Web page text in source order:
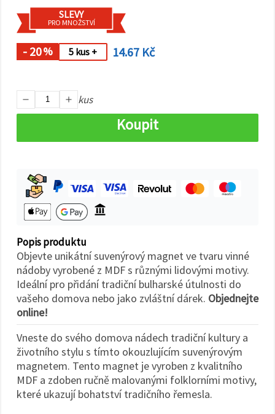
uvést své
preference v
Nastavení
výběrem
daného
"Uložit"
vše
SLEVY
PRO MNOŽSTVÍ
- 20% 5 kus + 14.67 Kč
kus
Koupit
Popis produktu
Objevte unikátní suvenýrový magnet ve tvaru vinné
nádoby vyrobené z MDF s různými lidovými motivy.
Ideální pro přidání tradiční bulharské útulnosti do
vašeho domova nebo jako zvláštní dárek. Objednejte
online!
Vneste do svého domova nádech tradiční kultury a
životního stylu s tímto okouzlujícím suvenýrovým
magnetem. Tento magnet je vyroben z kvalitního
MDF a zdoben ručně malovanými folklorními motivy,
které ukazují bohatství tradičního řemesla.